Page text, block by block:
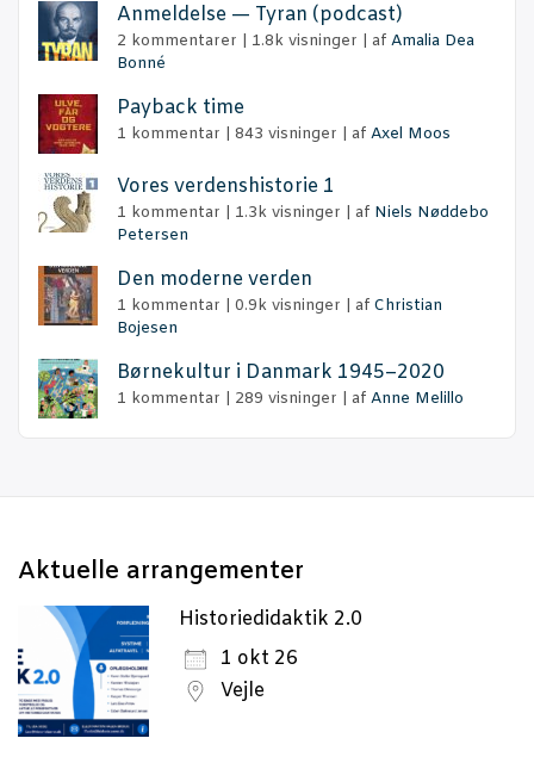
Anmel­del­se — Tyran (podcast)
2 kommentarer 1.8k visninger af Amalia Dea
Bonné
Pay­ba­ck time
1 kommentar 843 visninger af Axel Moos
Vores ver­dens­hi­sto­rie 1
1 kommentar 1.3k visninger af Niels Nøddebo
Petersen
Den moder­ne verden
1 kommentar 0.9k visninger af Christian
Bojesen
Bør­ne­kul­tur i Dan­mark 1945–2020
1 kommentar 289 visninger af Anne Melillo
Aktu­el­le arrangementer
Historiedidaktik 2.0
1 okt 26
Vejle